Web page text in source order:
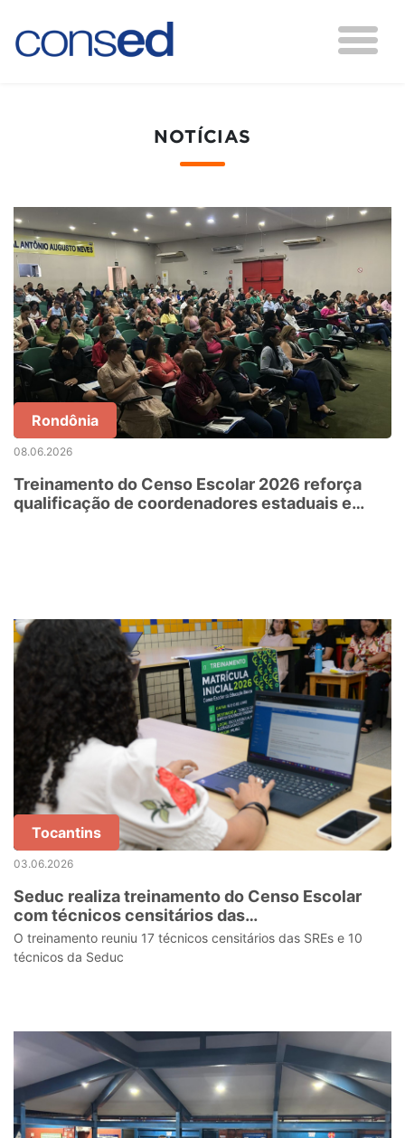
NOTÍCIAS
Rondônia
08.06.2026
Treinamento do Censo Escolar 2026 reforça
qualificação de coordenadores estaduais e
Tocantins
03.06.2026
Seduc realiza treinamento do Censo Escolar
com técnicos censitários das
Superintendências Regionais de Educação
O treinamento reuniu 17 técnicos censitários das SREs e 10
técnicos da Seduc